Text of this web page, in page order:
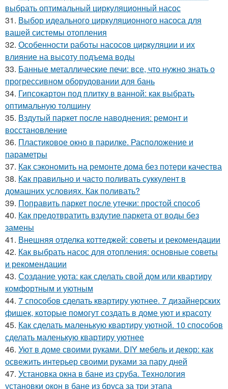
выбрать оптимальный циркуляционный насос
31. Выбор идеального циркуляционного насоса для
вашей системы отопления
32. Особенности работы насосов циркуляции и их
влияние на высоту подъема воды
33. Банные металлические печи: все, что нужно знать о
прогрессивном оборудовании для бань
34. Гипсокартон под плитку в ванной: как выбрать
оптимальную толщину
35. Вздутый паркет после наводнения: ремонт и
восстановление
36. Пластиковое окно в парилке. Расположение и
параметры
37. Как сэкономить на ремонте дома без потери качества
38. Как правильно и часто поливать суккулент в
домашних условиях. Как поливать?
39. Поправить паркет после утечки: простой способ
40. Как предотвратить вздутие паркета от воды без
замены
41. Внешняя отделка коттеджей: советы и рекомендации
42. Как выбрать насос для отопления: основные советы
и рекомендации
43. Создание уюта: как сделать свой дом или квартиру
комфортным и уютным
44. 7 способов сделать квартиру уютнее. 7 дизайнерских
фишек, которые помогут создать в доме уют и красоту
45. Как сделать маленькую квартиру уютной. 10 способов
сделать маленькую квартиру уютнее
46. Уют в доме своими руками. DIY мебель и декор: как
освежить интерьер своими руками за пару дней
47. Установка окна в бане из сруба. Технология
установки окон в бане из бруса за три этапа